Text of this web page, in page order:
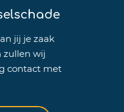
jij je zaak
zullen wij
contact met